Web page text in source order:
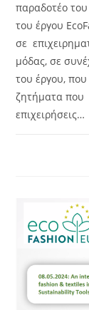
παραδοτέο
του έργου
σε
μόδας, σε
του έργου,
ζητήματα που
επιχειρήσεις…